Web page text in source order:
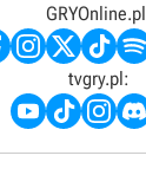
tvgry.pl: